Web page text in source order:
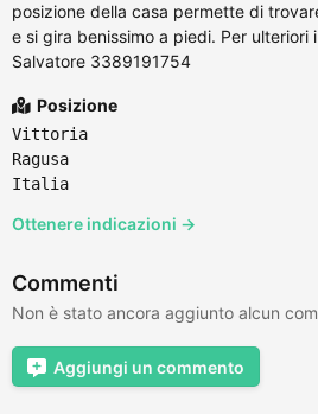
posizione della casa permette di
e si gira benissimo a piedi. Per ulteriori
Salvatore 3389191754
Posizione
Vittoria
Ragusa
Italia
Ottenere indicazioni →
Commenti
Non è stato ancora aggiunto alcun
Aggiungi un commento